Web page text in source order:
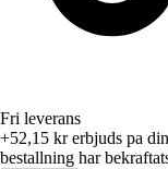
Fri leverans
+52,15 krerbjuds pa
bestallning har